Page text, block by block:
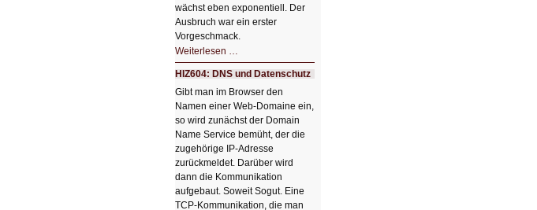
wächst eben exponentiell. Der
Ausbruch war ein erster
Vorgeschmack.
Weiterlesen …
Der
Ausbruch
der
KI
HIZ604: DNS und Datenschutz
Gibt man im Browser den
Namen einer Web-Domaine ein,
so wird zunächst der Domain
Name Service bemüht, der die
zugehörige IP-Adresse
zurückmeldet. Darüber wird
dann die Kommunikation
aufgebaut. Soweit Sogut. Eine
TCP-Kommunikation, die man